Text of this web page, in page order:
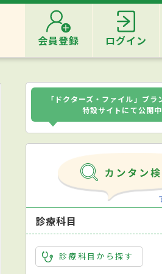
会員登録 ログイン
「ドクターズ・ファイル」ブラ
特設サイトにて公開中
診療科目
診療科目から探す